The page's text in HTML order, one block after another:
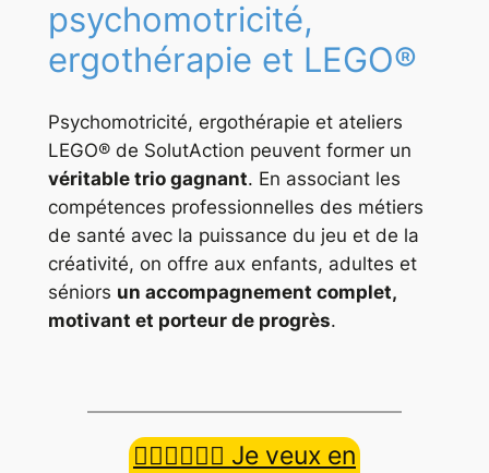
psychomotricité,
ergothérapie et LEGO®
Psychomotricité, ergothérapie et ateliers
LEGO® de SolutAction peuvent former un
véritable trio gagnant. En associant les
compétences professionnelles des métiers
de santé avec la puissance du jeu et de la
créativité, on offre aux enfants, adultes et
séniors un accompagnement complet,
motivant et porteur de progrès.
👉🏿👉🏾👉🏼 Je veux en